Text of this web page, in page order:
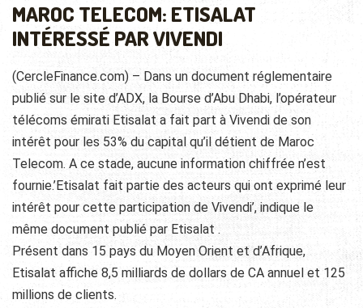
MAROC TELECOM: ETISALAT
INTÉRESSÉ PAR VIVENDI
(CercleFinance.com) – Dans un document réglementaire
publié sur le site d’ADX, la Bourse d’Abu Dhabi, l’opérateur
télécoms émirati Etisalat a fait part à Vivendi de son
intérêt pour les 53% du capital qu’il détient de Maroc
Telecom. A ce stade, aucune information chiffrée n’est
fournie.’Etisalat fait partie des acteurs qui ont exprimé leur
intérêt pour cette participation de Vivendi’, indique le
même document publié par Etisalat .
Présent dans 15 pays du Moyen Orient et d’Afrique,
Etisalat affiche 8,5 milliards de dollars de CA annuel et 125
millions de clients.